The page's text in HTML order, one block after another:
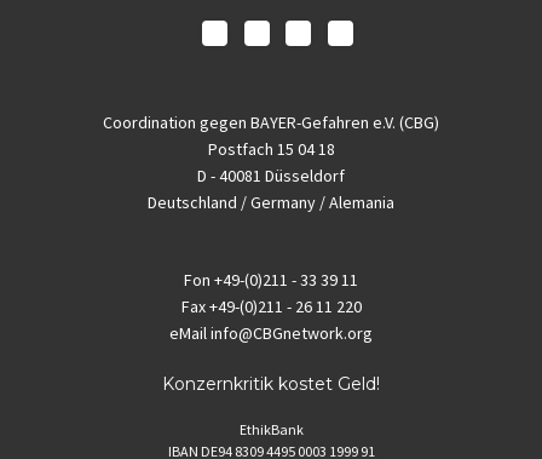
Coordination gegen BAYER-Gefahren e.V. (CBG)
Postfach 15 04 18
D - 40081 Düsseldorf
Deutschland / Germany / Alemania
Fon +49-(0)211 - 33 39 11
Fax+49-(0)211 - 26 11 220
eMailinfo@CBGnetwork.org
Konzernkritik kostet Geld!
EthikBank
IBAN DE94 8309 4495 0003 1999 91